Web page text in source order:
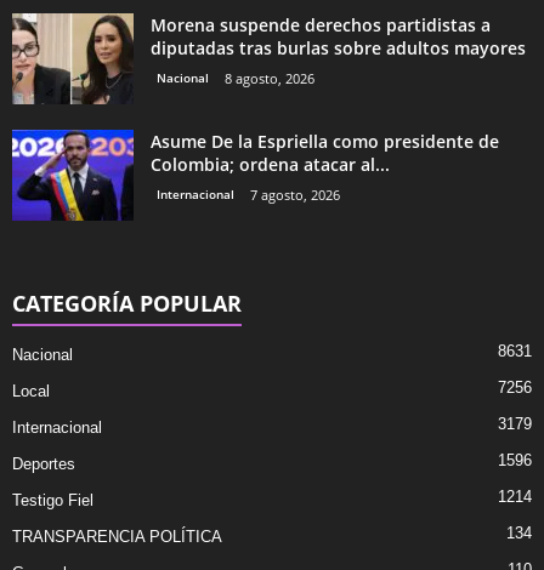
Morena suspende derechos partidistas a
diputadas tras burlas sobre adultos mayores
Nacional 8 agosto, 2026
Asume De la Espriella como presidente de
Colombia; ordena atacar al...
Internacional 7 agosto, 2026
CATEGORÍA POPULAR
Nacional 8631
Local 7256
Internacional 3179
Deportes 1596
Testigo Fiel 1214
TRANSPARENCIA POLÍTICA 134